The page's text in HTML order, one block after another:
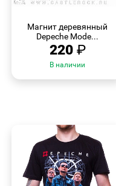
Магнит деревянный
Depeche Mode...
220 ₽
В наличии